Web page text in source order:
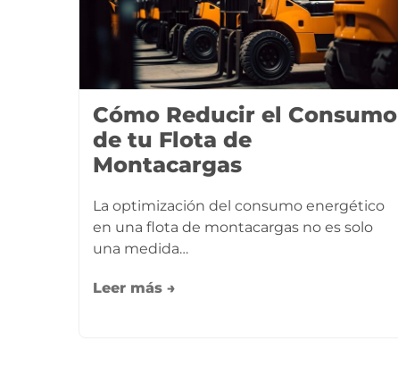
Cómo Reducir el Consumo
de tu Flota de
Montacargas
La optimización del consumo energético
en una flota de montacargas no es solo
una medida…
Leer más →